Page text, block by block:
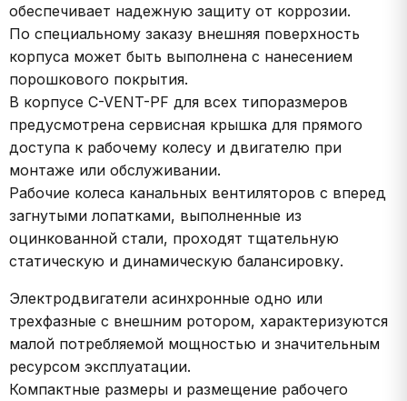
обеспечивает надежную защиту от коррозии.
По специальному заказу внешняя поверхность
корпуса может быть выполнена с нанесением
порошкового покрытия.
В корпусе C-VENT-PF для всех типоразмеров
предусмотрена сервисная крышка для прямого
доступа к рабочему колесу и двигателю при
монтаже или обслуживании.
Рабочие колеса канальных вентиляторов с вперед
загнутыми лопатками, выполненные из
оцинкованной стали, проходят тщательную
статическую и динамическую балансировку.
Электродвигатели асинхронные одно или
трехфазные с внешним ротором, характеризуются
малой потребляемой мощностью и значительным
ресурсом эксплуатации.
Компактные размеры и размещение рабочего